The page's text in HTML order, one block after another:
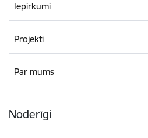
Iepirkumi
Projekti
Par mums
Noderīgi